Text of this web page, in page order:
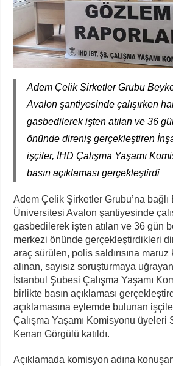
Adem Çelik Şirketler Grubu
Avalon şantiyesinde çalışırken
gasbedilerek işten atılan ve 36
önünde direniş gerçekleştiren
işçiler, İHD Çalışma Yaşamı
basın açıklaması gerçekleştirdi
Adem Çelik Şirketler Grubu’na bağlı
Üniversitesi Avalon şantiyesinde
gasbedilerek işten atılan ve 36 gün
merkezi önünde gerçekleştirdikleri
araç sürülen, polis saldırısına maruz
alınan, sayısız soruşturmaya
İstanbul Şubesi Çalışma Yaşamı
birlikte basın açıklaması
açıklamasına eylemde bulunan
Çalışma Yaşamı Komisyonu üyeleri
Kenan Görgülü katıldı.
Açıklamada komisyon adına